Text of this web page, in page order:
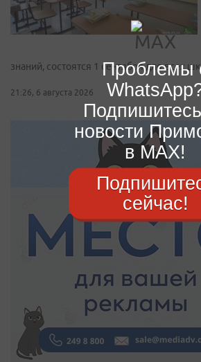
знаний, состоятся 1 сентября для всех
21:26, 6 августа 2026
Проблемы
новости
в MAX!
сейчас!